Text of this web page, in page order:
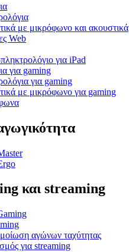
με μικρόφωνο και ακουστικά
Web
για iPad
για gaming
για gaming
με μικρόφωνο για gaming
και streaming
αγώνων ταχύτητας
για streaming